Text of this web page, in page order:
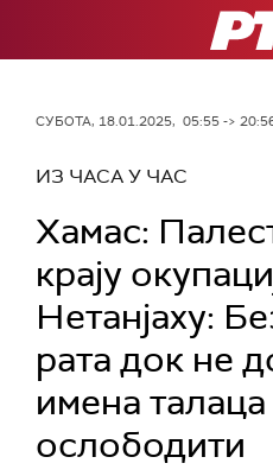
РТС
СУБОТА, 18.01.2025, 05:55 ->
ИЗ ЧАСА У ЧАС
Хамас:
крају
Нетанјаху:
рата док не
имена талаца
ослободити